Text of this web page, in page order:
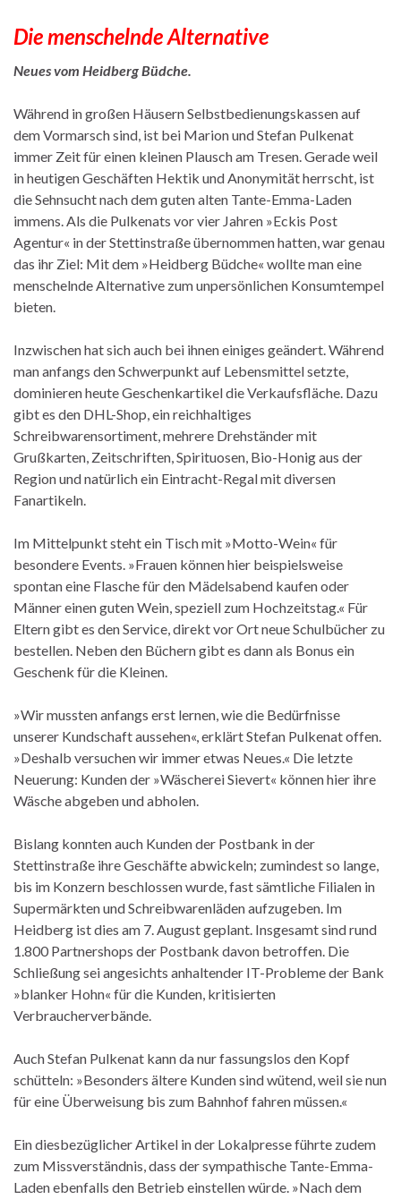
Die menschelnde Alternative
Neues vom Heidberg Büdche.
Während in großen Häusern Selbstbedienungskassen auf
dem Vormarsch sind, ist bei Marion und Stefan Pulkenat
immer Zeit für einen kleinen Plausch am Tresen. Gerade weil
in heutigen Geschäften Hektik und Anonymität herrscht, ist
die Sehnsucht nach dem guten alten Tante-Emma-Laden
immens. Als die Pulkenats vor vier Jahren »Eckis Post
Agentur« in der Stettinstraße übernommen hatten, war genau
das ihr Ziel: Mit dem »Heidberg Büdche« wollte man eine
menschelnde Alternative zum unpersönlichen Konsumtempel
bieten.
Inzwischen hat sich auch bei ihnen einiges geändert. Während
man anfangs den Schwerpunkt auf Lebensmittel setzte,
dominieren heute Geschenkartikel die Verkaufsfläche. Dazu
gibt es den DHL-Shop, ein reichhaltiges
Schreibwarensortiment, mehrere Drehständer mit
Grußkarten, Zeitschriften, Spirituosen, Bio-Honig aus der
Region und natürlich ein Eintracht-Regal mit diversen
Fanartikeln.
Im Mittelpunkt steht ein Tisch mit »Motto-Wein« für
besondere Events. »Frauen können hier beispielsweise
spontan eine Flasche für den Mädelsabend kaufen oder
Männer einen guten Wein, speziell zum Hochzeitstag.« Für
Eltern gibt es den Service, direkt vor Ort neue Schulbücher zu
bestellen. Neben den Büchern gibt es dann als Bonus ein
Geschenk für die Kleinen.
»Wir mussten anfangs erst lernen, wie die Bedürfnisse
unserer Kundschaft aussehen«, erklärt Stefan Pulkenat offen.
»Deshalb versuchen wir immer etwas Neues.« Die letzte
Neuerung: Kunden der »Wäscherei Sievert« können hier ihre
Wäsche abgeben und abholen.
Bislang konnten auch Kunden der Postbank in der
Stettinstraße ihre Geschäfte abwickeln; zumindest so lange,
bis im Konzern beschlossen wurde, fast sämtliche Filialen in
Supermärkten und Schreibwarenläden aufzugeben. Im
Heidberg ist dies am 7. August geplant. Insgesamt sind rund
1.800 Partnershops der Postbank davon betroffen. Die
Schließung sei angesichts anhaltender IT-Probleme der Bank
»blanker Hohn« für die Kunden, kritisierten
Verbraucherverbände.
Auch Stefan Pulkenat kann da nur fassungslos den Kopf
schütteln: »Besonders ältere Kunden sind wütend, weil sie nun
für eine Überweisung bis zum Bahnhof fahren müssen.«
Ein diesbezüglicher Artikel in der Lokalpresse führte zudem
zum Missverständnis, dass der sympathische Tante-Emma-
Laden ebenfalls den Betrieb einstellen würde. »Nach dem